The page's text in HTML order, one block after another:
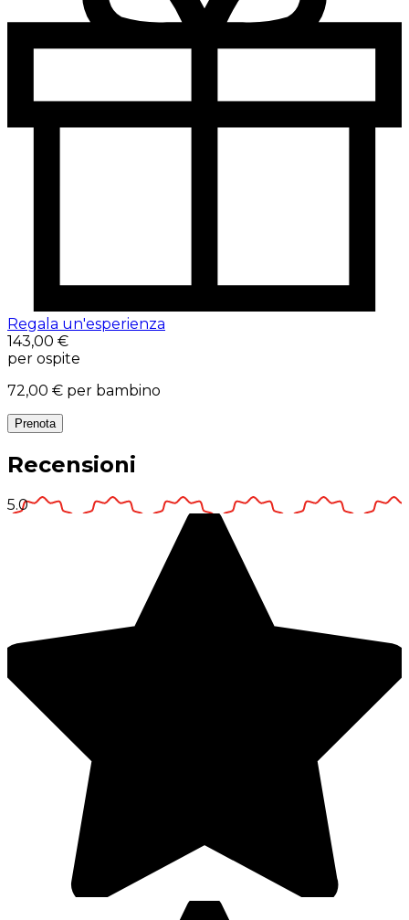
Regala un'esperienza
143,00 €
per ospite
72,00 € per bambino
Prenota
Recensioni
5.0